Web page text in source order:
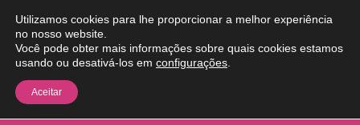
Utilizamos cookies para lhe proporcionar a melhor experiência
no nosso website.
Você pode obter mais informações sobre quais cookies estamos
usando ou desativá-los em configurações
Aceitar